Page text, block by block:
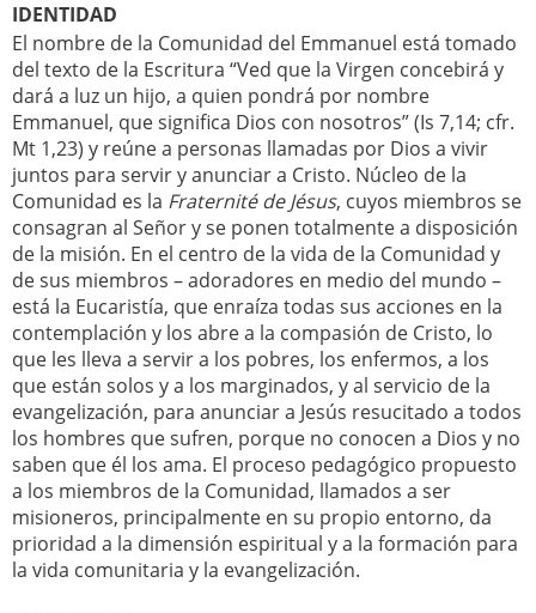
IDENTIDAD
El nombre de la Comunidad del Emmanuel está tomado
del texto de la Escritura “Ved que la Virgen concebirá y
dará a luz un hijo, a quien pondrá por nombre
Emmanuel, que significa Dios con nosotros” (Is 7,14; cfr.
Mt 1,23) y reúne a personas llamadas por Dios a vivir
juntos para servir y anunciar a Cristo. Núcleo de la
Comunidad es la Fraternité de Jésus, cuyos miembros se
consagran al Señor y se ponen totalmente a disposición
de la misión. En el centro de la vida de la Comunidad y
de sus miembros – adoradores en medio del mundo –
está la Eucaristía, que enraíza todas sus acciones en la
contemplación y los abre a la compasión de Cristo, lo
que les lleva a servir a los pobres, los enfermos, a los
que están solos y a los marginados, y al servicio de la
evangelización, para anunciar a Jesús resucitado a todos
los hombres que sufren, porque no conocen a Dios y no
saben que él los ama. El proceso pedagógico propuesto
a los miembros de la Comunidad, llamados a ser
misioneros, principalmente en su propio entorno, da
prioridad a la dimensión espiritual y a la formación para
la vida comunitaria y la evangelización.